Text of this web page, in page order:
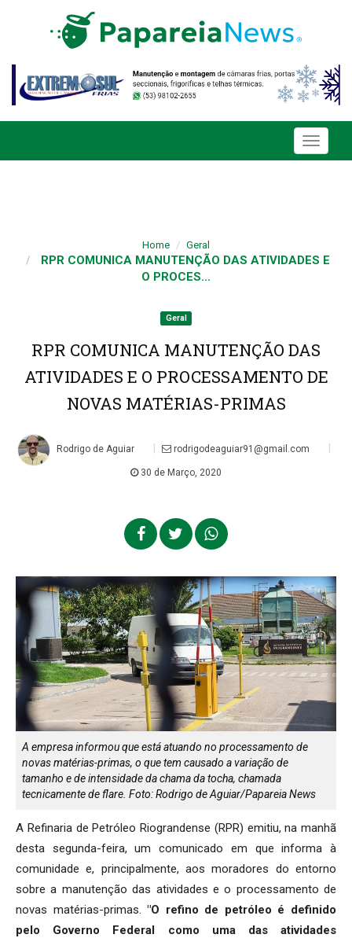
Toggle
Home Geral
RPR COMUNICA MANUTENÇÃO DAS ATIVIDADES E
O PROCES...
Geral
RPR COMUNICA MANUTENÇÃO DAS
ATIVIDADES E O PROCESSAMENTO DE
NOVAS MATÉRIAS-PRIMAS
Rodrigo de Aguiar rodrigodeaguiar91@gmail.com
30 de Março, 2020
A empresa informou que está atuando no processamento de
novas matérias-primas, o que tem causado a variação de
tamanho e de intensidade da chama da tocha, chamada
tecnicamente de flare. Foto: Rodrigo de Aguiar/Papareia News
A Refinaria de Petróleo Riograndense (RPR) emitiu, na manhã
desta segunda-feira, um comunicado em que informa à
comunidade e, principalmente, aos moradores do entorno
sobre a manutenção das atividades e o processamento de
novas matérias-primas."O refino de petróleo é definido
pelo Governo Federal como uma das atividades